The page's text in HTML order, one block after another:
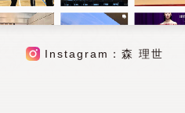
Instagram：森 理世